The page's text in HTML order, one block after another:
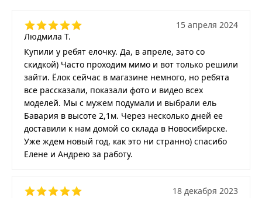
Людмила Т.
15 апреля 2024
Купили у ребят елочку. Да, в апреле, зато со
скидкой) Часто проходим мимо и вот только решили
зайти. Ёлок сейчас в магазине немного, но ребята
все рассказали, показали фото и видео всех
моделей. Мы с мужем подумали и выбрали ель
Бавария в высоте 2,1м. Через несколько дней ее
доставили к нам домой со склада в Новосибирске.
Уже ждем новый год, как это ни странно) спасибо
Елене и Андрею за работу.
18 декабря 2023